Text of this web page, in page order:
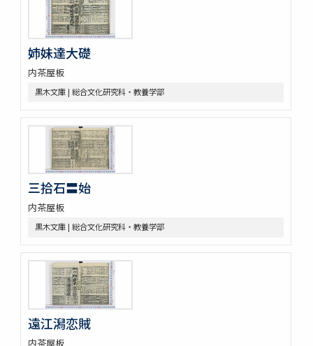
姉妹達大礎
内茶屋板
黒木文庫 | 総合文化研究科・教養学部
三拾石〓始
内茶屋板
黒木文庫 | 総合文化研究科・教養学部
遠江潟恋賊
内茶屋板